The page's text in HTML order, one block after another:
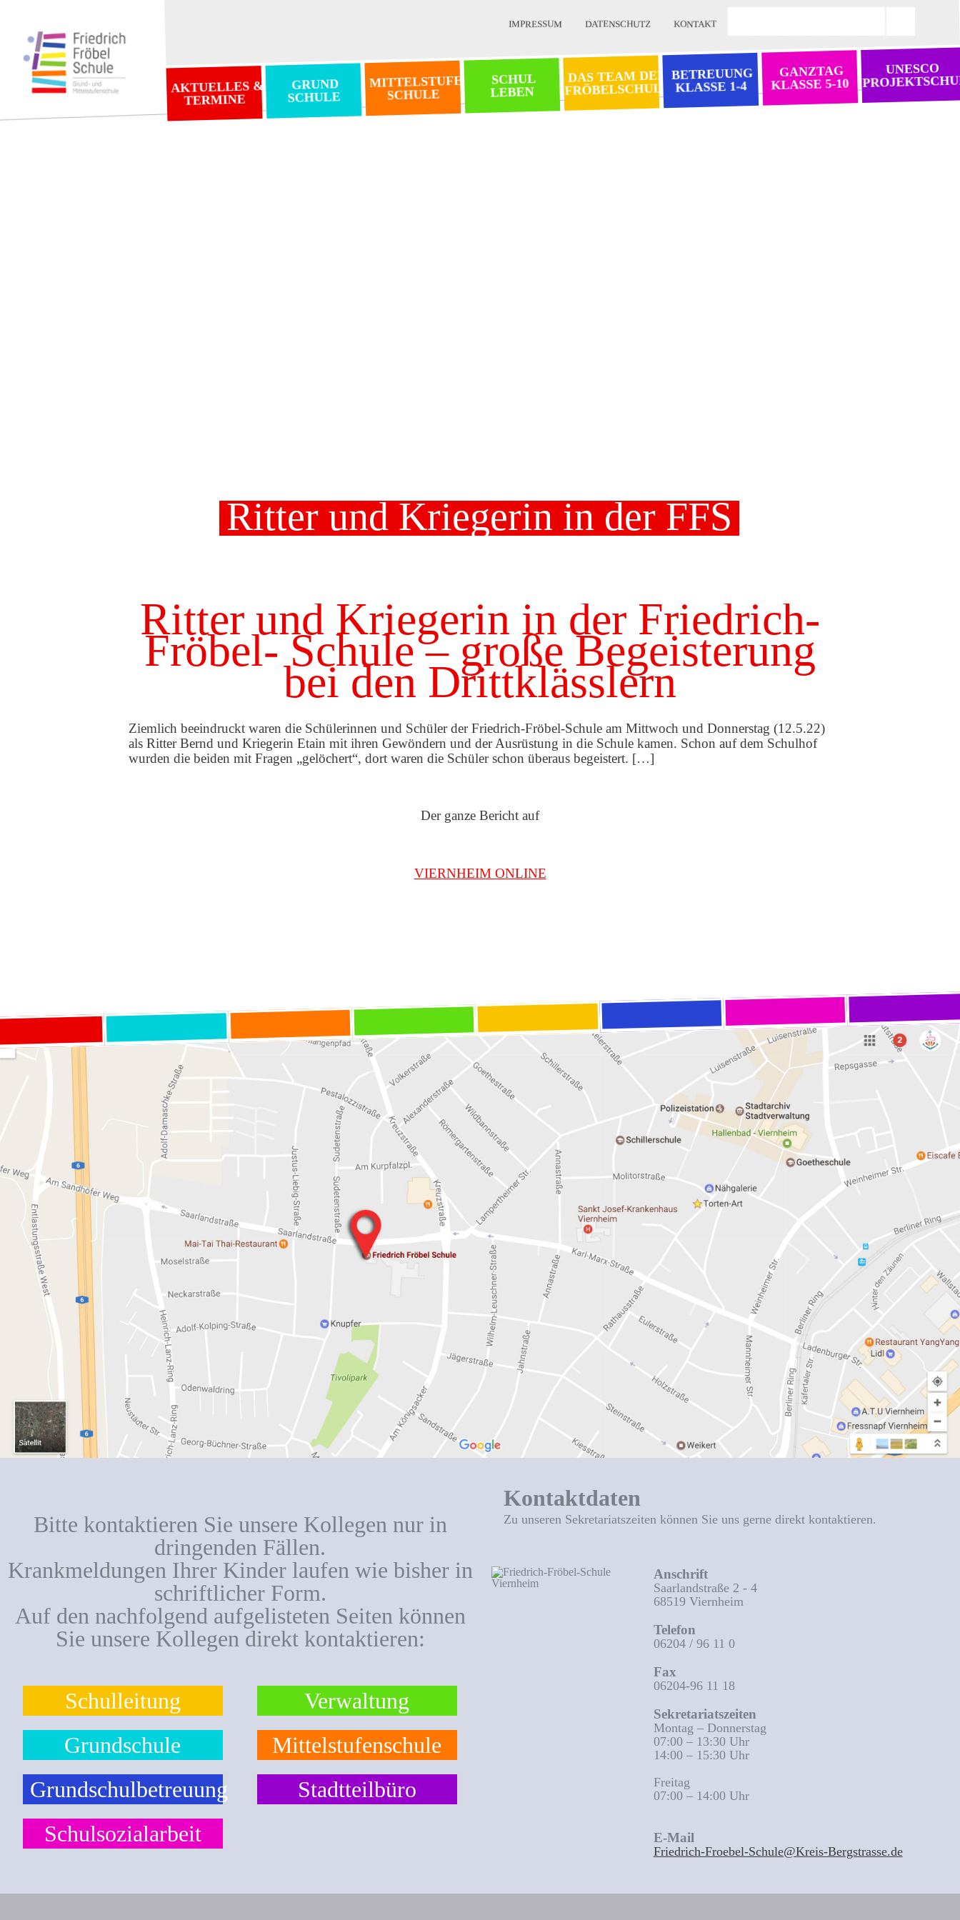
IMPRESSUM DATENSCHUTZ KONTAKT
AKTUELLES &
TERMINE
GRUND
SCHULE
MITTELSTUFEN
SCHULE
SCHUL
LEBEN
DAS TEAM DER
FRÖBELSCHULE
BETREUUNG
KLASSE 1-4
GANZTAG
KLASSE 5-10
UNESCO
Ritter und Kriegerin in der FFS
Ritter und Kriegerin in der Friedrich-
Fröbel- Schule – große Begeisterung
bei den Drittklässlern
Ziemlich beeindruckt waren die Schülerinnen und Schüler der Friedrich-Fröbel-Schule am Mittwoch und Donnerstag (12.5.22)
als Ritter Bernd und Kriegerin Etain mit ihren Gewöndern und der Ausrüstung in die Schule kamen. Schon auf dem Schulhof
wurden die beiden mit Fragen „gelöchert“, dort waren die Schüler schon überaus begeistert. […]
Der ganze Bericht auf
VIERNHEIM ONLINE
Bitte kontaktieren Sie unsere Kollegen nur in
dringenden Fällen.
Krankmeldungen Ihrer Kinder laufen wie bisher in
schriftlicher Form.
Auf den nachfolgend aufgelisteten Seiten können
Sie unsere Kollegen direkt kontaktieren:
Schulleitung
Verwaltung
Grundschule
Mittelstufenschule
Grundschulbetreuung
Stadtteilbüro
Schulsozialarbeit
Kontaktdaten
Zu unseren Sekretariatszeiten können Sie uns gerne direkt kontaktieren.
Anschrift
Saarlandstraße 2 - 4
68519 Viernheim
Telefon
06204 / 96 11 0
Fax
06204-96 11 18
Sekretariatszeiten
Montag – Donnerstag
07:00 – 13:30 Uhr
14:00 – 15:30 Uhr
Freitag
07:00 – 14:00 Uhr
E-Mail
Friedrich-Froebel-Schule@Kreis-Bergstrasse.de